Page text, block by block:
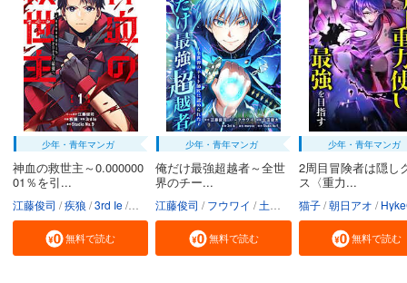
少年・青年マンガ
神血の救世主～0.000000
01％を引...
江藤俊司 疾狼 3rd Ie Studio No.9
無料で読む
少年・青年マンガ
俺だけ最強超越者～全世
界のチー...
江藤俊司 フウワイ 土田健太 3rd Ie maruco
無料で読む
少年・青年マンガ
2周目冒険者は隠し
ス〈重力...
猫子 朝日アオ
無料で読む